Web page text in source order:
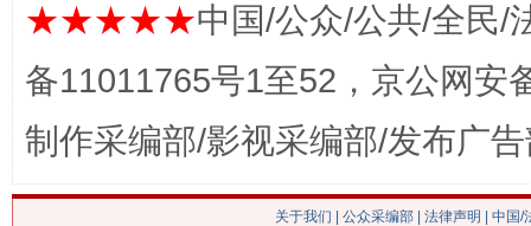
★★★★★中国/公众/公共/全民/
备11011765号1至52，京公网安
制作采编部/影视采编部/发布广
关于我们 公众采编部 法律声明 | 中国